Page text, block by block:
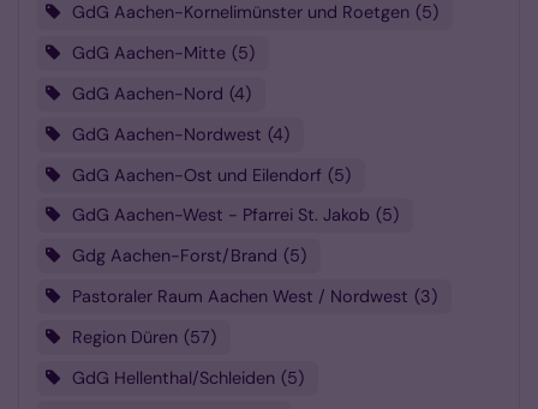
GdG Aachen-Kornelimünster und Roetgen
5
GdG Aachen-Mitte 5
GdG Aachen-Nord 4
GdG Aachen-Nordwest 4
GdG Aachen-Ost und Eilendorf 5
GdG Aachen-West - Pfarrei St. Jakob
5
Gdg Aachen-Forst/Brand 5
Pastoraler Raum Aachen West / Nordwest 3
Region Düren 57
GdG Hellenthal/Schleiden 5